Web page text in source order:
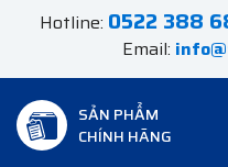
Hotline: 0522 388
Email:
SẢN PHẨM
CHÍNH HÃNG